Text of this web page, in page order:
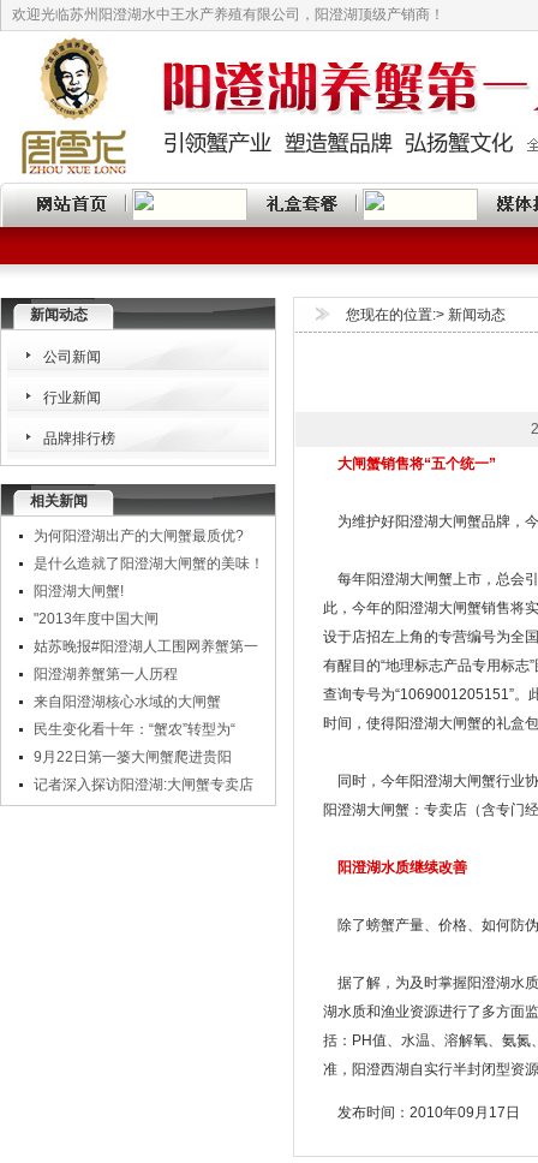
欢迎光临苏州阳澄湖水中王水产养殖有限公司，阳澄湖顶级产销商！
新闻动态
公司新闻
行业新闻
品牌排行榜
相关新闻
为何阳澄湖出产的大闸蟹最质优?
是什么造就了阳澄湖大闸蟹的美味！
阳澄湖大闸蟹!
"2013年度中国大闸
姑苏晚报#阳澄湖人工围网养蟹第一
阳澄湖养蟹第一人历程
来自阳澄湖核心水域的大闸蟹
民生变化看十年：“蟹农”转型为“
9月22日第一篓大闸蟹爬进贵阳
记者深入探访阳澄湖:大闸蟹专卖店
您现在的位置:> 新闻动态
大闸蟹销售将“五个统一”
为维护好阳澄湖大闸蟹品牌，
每年阳澄湖大闸蟹上市，总会
此，今年的阳澄湖大闸蟹销售将
设于店招左上角的专营编号为全
有醒目的“地理标志产品专用标
查询专号为“1069001205151”。
时间，使得阳澄湖大闸蟹的礼盒
同时，今年阳澄湖大闸蟹行业
阳澄湖大闸蟹：专卖店（含专门
阳澄湖水质继续改善
除了螃蟹产量、价格、如何防
据了解，为及时掌握阳澄湖水
湖水质和渔业资源进行了多方面
括：PH值、水温、溶解氧、氨
准，阳澄西湖自实行半封闭型资
发布时间：2010年09月17日